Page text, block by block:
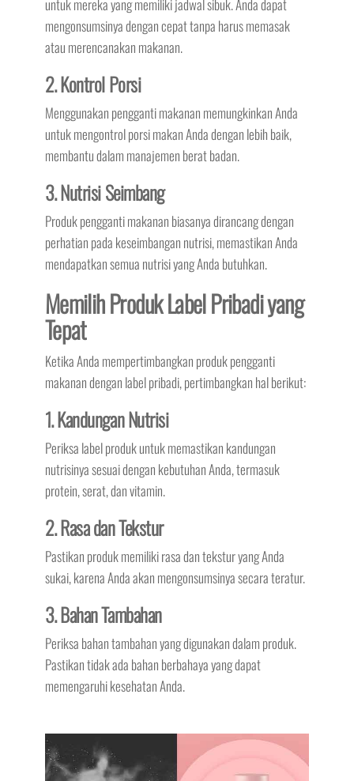
untuk mereka yang memiliki jadwal sibuk. Anda dapat
mengonsumsinya dengan cepat tanpa harus memasak
atau merencanakan makanan.
2. Kontrol Porsi
Menggunakan pengganti makanan memungkinkan Anda
untuk mengontrol porsi makan Anda dengan lebih baik,
membantu dalam manajemen berat badan.
3. Nutrisi Seimbang
Produk pengganti makanan biasanya dirancang dengan
perhatian pada keseimbangan nutrisi, memastikan Anda
mendapatkan semua nutrisi yang Anda butuhkan.
Memilih Produk Label Pribadi yang
Tepat
Ketika Anda mempertimbangkan produk pengganti
makanan dengan label pribadi, pertimbangkan hal berikut:
1. Kandungan Nutrisi
Periksa label produk untuk memastikan kandungan
nutrisinya sesuai dengan kebutuhan Anda, termasuk
protein, serat, dan vitamin.
2. Rasa dan Tekstur
Pastikan produk memiliki rasa dan tekstur yang Anda
sukai, karena Anda akan mengonsumsinya secara teratur.
3. Bahan Tambahan
Periksa bahan tambahan yang digunakan dalam produk.
Pastikan tidak ada bahan berbahaya yang dapat
memengaruhi kesehatan Anda.